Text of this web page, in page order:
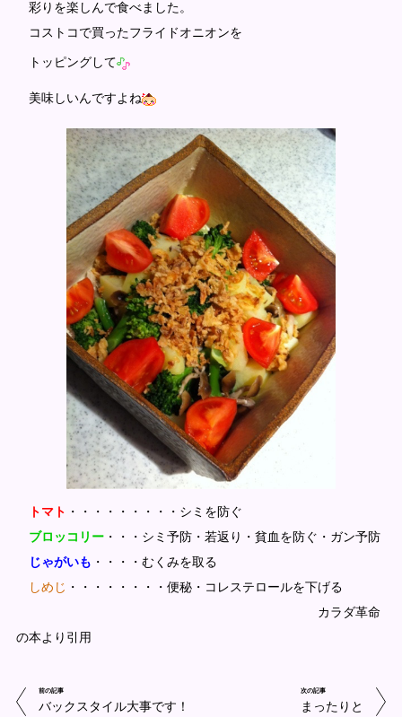
彩りを楽しんで食べました。
コストコで買ったフライドオニオンを
トッピングして
美味しいんですよね
トマト ・・・・・・・・・シミを防ぐ
ブロッコリー・・・シミ予防・若返り・貧血を防ぐ・ガン予防
じゃがいも ・・・・むくみを取る
しめじ ・・・・・・・・便秘・コレステロールを下げる
カラダ革命
の本より引用
前の記事
バックスタイル大事です！
次の記事
まったりと